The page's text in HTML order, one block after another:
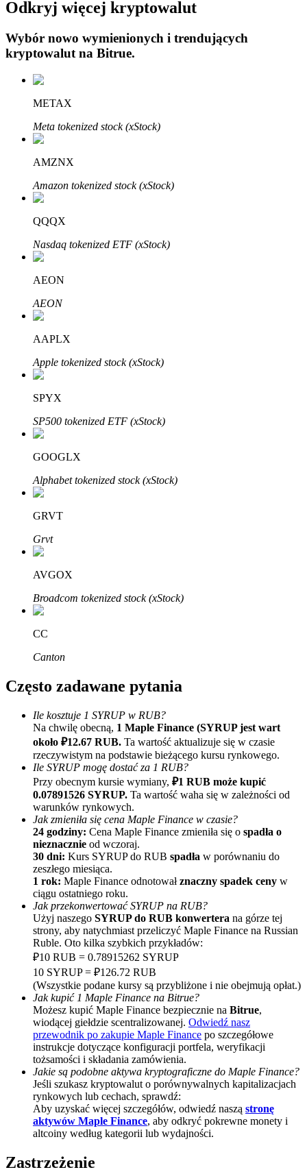
Automatyczna inwestycja
Zdobądź długoterminowy zysk i elastyczne zainteresowania
Naucz się stakingu
Dowiedz się, jak uzyskać dochód pasywny
Bitrue
Bitruści Partnerzy
Polecaj
Zaproś przyjaciela, aby otrzymać nagrody pieniężne
Deposit CASHCAT & Win
Deposit CASHCAT & Win
Share 500000 CASHCAT prize pool
Exclusive for BitMart Users
Register & Trade to Win 500,000 USDT
Precious Metals Trading Carnival
Trade Gold & Silver · 33,333 USDT Bonus
Odkryj więcej kryptowalut
Wybór nowo wymienionych i trendujących
kryptowalut na Bitrue.
METAX
Meta tokenized stock (xStock)
AMZNX
Amazon tokenized stock (xStock)
QQQX
Nasdaq tokenized ETF (xStock)
AEON
AEON
AAPLX
Apple tokenized stock (xStock)
SPYX
SP500 tokenized ETF (xStock)
GOOGLX
Alphabet tokenized stock (xStock)
GRVT
Grvt
AVGOX
Broadcom tokenized stock (xStock)
CC
Canton
Często zadawane pytania
Ile kosztuje 1 SYRUP w RUB?
Na chwilę obecną, 1 Maple Finance (SYRUP jest wart
około ₽12.67 RUB. Ta wartość aktualizuje się w czasie
rzeczywistym na podstawie bieżącego kursu rynkowego.
Ile SYRUP mogę dostać za 1 RUB?
Przy obecnym kursie wymiany, ₽1 RUB może kupić
0.07891526 SYRUP. Ta wartość waha się w zależności od
warunków rynkowych.
Jak zmieniła się cena Maple Finance w czasie?
24 godziny: Cena Maple Finance zmieniła się o spadła o
nieznacznie od wczoraj.
30 dni: Kurs SYRUP do RUB spadła w porównaniu do
zeszłego miesiąca.
1 rok: Maple Finance odnotowałznaczny spadek ceny w
ciągu ostatniego roku.
Jak przekonwertować SYRUP na RUB?
Użyj naszego SYRUP do RUB konwertera na górze tej
strony, aby natychmiast przeliczyć Maple Finance na Russian
Ruble. Oto kilka szybkich przykładów:
₽10 RUB = 0.78915262 SYRUP
10 SYRUP = ₽126.72 RUB
(Wszystkie podane kursy są przybliżone i nie obejmują opłat.)
Jak kupić 1 Maple Finance na Bitrue?
Możesz kupić Maple Finance bezpiecznie na Bitrue,
wiodącej giełdzie scentralizowanej. Odwiedź nasz
przewodnik po zakupie Maple Finance po szczegółowe
instrukcje dotyczące konfiguracji portfela, weryfikacji
tożsamości i składania zamówienia.
Jakie są podobne aktywa kryptograficzne do Maple Finance?
Jeśli szukasz kryptowalut o porównywalnych kapitalizacjach
rynkowych lub cechach, sprawdź:
Aby uzyskać więcej szczegółów, odwiedź naszą stronę
aktywów Maple Finance, aby odkryć pokrewne monety i
altcoiny według kategorii lub wydajności.
Zastrzeżenie